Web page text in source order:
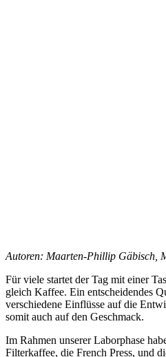
Autoren: Maarten‐Phillip Gäbisch,
Für viele startet der Tag mit einer
gleich Kaffee. Ein entscheidendes
verschiedene Einflüsse auf die
somit auch auf den Geschmack.
Im Rahmen unserer Laborphase
Filterkaffee, die French Press, und